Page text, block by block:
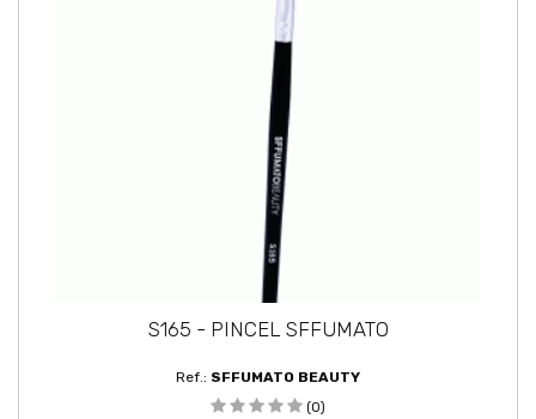
S165 - PINCEL SFFUMATO
Ref.: SFFUMATO BEAUTY
(0)